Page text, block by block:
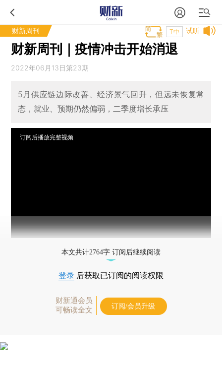
财新周刊 试听
T中
财新周刊｜疫情冲击开始消退
2022年06月13日第23期
5月供应链边际改善、经济景气回升，但远未恢复常
态，就业、预期仍然偏弱，二季度增长承压
订阅后播放完整视频
本文共计2764字 订阅后继续阅读
登录 后获取已订阅的阅读权限
财新通会员
可畅读全文
订阅/会员升级